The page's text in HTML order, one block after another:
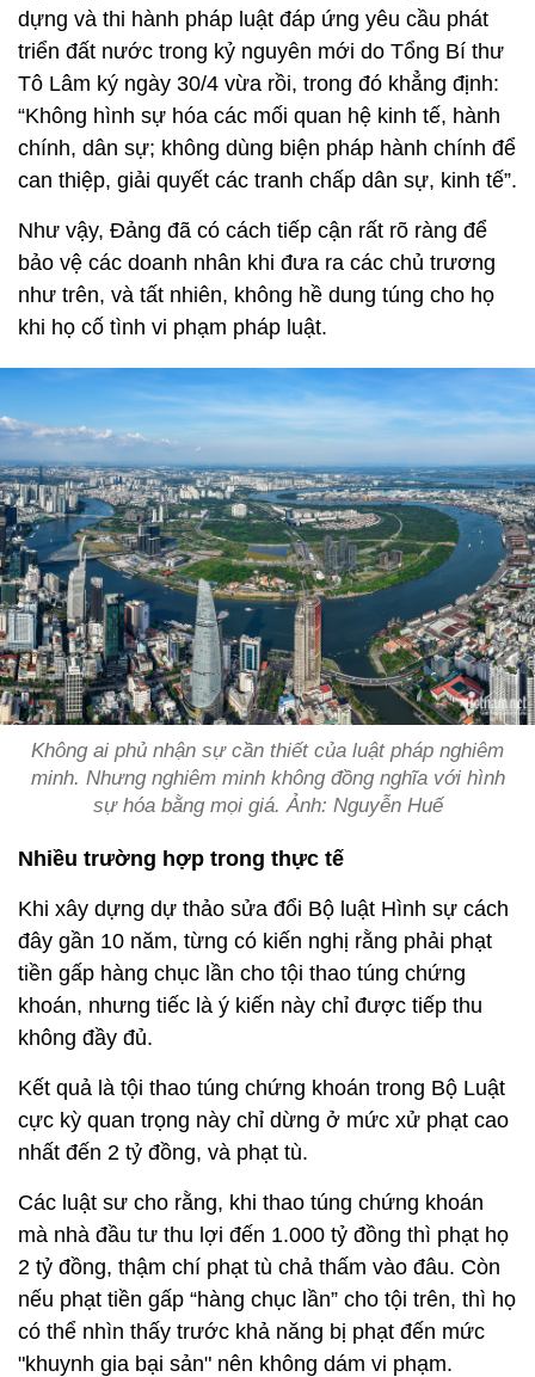
dựng và thi hành pháp luật đáp ứng yêu cầu phát
triển đất nước trong kỷ nguyên mới do Tổng Bí thư
Tô Lâm ký ngày 30/4 vừa rồi, trong đó khẳng định:
“Không hình sự hóa các mối quan hệ kinh tế, hành
chính, dân sự; không dùng biện pháp hành chính để
can thiệp, giải quyết các tranh chấp dân sự, kinh tế”.
Như vậy, Đảng đã có cách tiếp cận rất rõ ràng để
bảo vệ các doanh nhân khi đưa ra các chủ trương
như trên, và tất nhiên, không hề dung túng cho họ
khi họ cố tình vi phạm pháp luật.
Không ai phủ nhận sự cần thiết của luật pháp nghiêm
minh. Nhưng nghiêm minh không đồng nghĩa với hình
sự hóa bằng mọi giá. Ảnh: Nguyễn Huế
Nhiều trường hợp trong thực tế
Khi xây dựng dự thảo sửa đổi Bộ luật Hình sự cách
đây gần 10 năm, từng có kiến nghị rằng phải phạt
tiền gấp hàng chục lần cho tội thao túng chứng
khoán, nhưng tiếc là ý kiến này chỉ được tiếp thu
không đầy đủ.
Kết quả là tội thao túng chứng khoán trong Bộ Luật
cực kỳ quan trọng này chỉ dừng ở mức xử phạt cao
nhất đến 2 tỷ đồng, và phạt tù.
Các luật sư cho rằng, khi thao túng chứng khoán
mà nhà đầu tư thu lợi đến 1.000 tỷ đồng thì phạt họ
2 tỷ đồng, thậm chí phạt tù chả thấm vào đâu. Còn
nếu phạt tiền gấp “hàng chục lần” cho tội trên, thì họ
có thể nhìn thấy trước khả năng bị phạt đến mức
"khuynh gia bại sản" nên không dám vi phạm.